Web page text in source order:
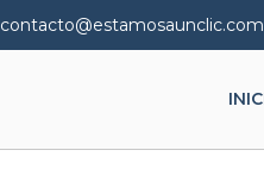
contacto@estamosaunclic.com